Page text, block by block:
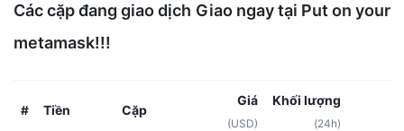
Các cặp đang giao dịch Giao ngay tại Put on your
metamask!!!
# Tiền Cặp
Giá
(USD)
Khối lượng
(24h)